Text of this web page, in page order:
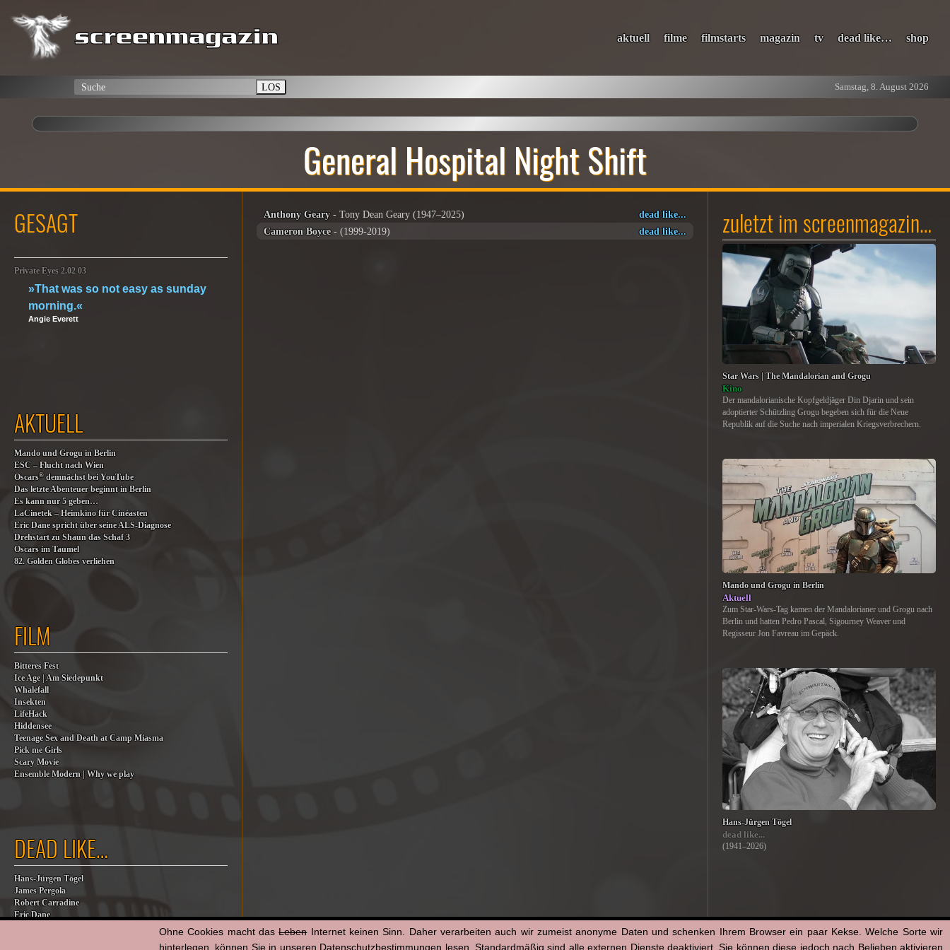
aktuell filme filmstarts magazin tv dead like… shop
LOS Samstag, 8. August 2026
General Hospital Night Shift
Anthony Geary- Tony Dean Geary (1947–2025)
dead like...
Cameron Boyce- (1999-2019) dead like...
GESAGT
Private Eyes 2.02 03
»That was so not easy as sunday
morning.«
Angie Everett
AKTUELL
Mando und Grogu in Berlin
ESC – Flucht nach Wien
Oscars®demnächst bei YouTube
Das letzte Abenteuer beginnt in Berlin
Es kann nur 5 geben…
LaCinetek – Heimkino für Cinéasten
Eric Dane spricht über seine ALS-Diagnose
Drehstart zu Shaun das Schaf 3
Oscars im Taumel
82. Golden Globes verliehen
FILM
Bitteres Fest
Ice Age | Am Siedepunkt
Whalefall
Insekten
LifeHack
Hiddensee
Teenage Sex and Death at Camp Miasma
Pick me Girls
Scary Movie
Ensemble Modern | Why we play
DEAD LIKE…
Hans-Jürgen Tögel
James Pergola
Robert Carradine
Eric Dane
zuletzt im screenmagazin…
Star Wars | The Mandalorian and Grogu
Kino
Der mandalorianische Kopfgeldjäger Din Djarin und sein
adoptierter Schützling Grogu begeben sich für die Neue
Republik auf die Suche nach imperialen Kriegsverbrechern.
Mando und Grogu in Berlin
Aktuell
Zum Star-Wars-Tag kamen der Mandalorianer und Grogu nach
Berlin und hatten Pedro Pascal, Sigourney Weaver und
Regisseur Jon Favreau im Gepäck.
Hans-Jürgen Tögel
dead like...
(1941–2026)
Ohne Cookies macht dasLebenInternet keinen Sinn. Daher verarbeiten auch wir zumeist anonyme Daten und schenken Ihrem Browser ein paar Kekse. Welche Sorte wir
hinterlegen, können Sie in unseren Datenschutzbestimmungen lesen. Standardmäßig sind alle externen Dienste deaktiviert. Sie können diese jedoch nach Belieben aktivieren